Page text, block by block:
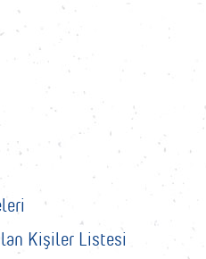
Kişiler Listesi